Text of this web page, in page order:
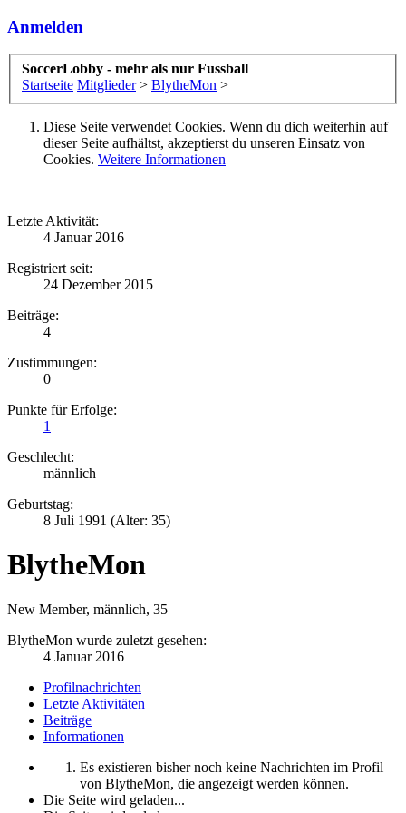
Anmelden
SoccerLobby - mehr als nur Fussball
Startseite Mitglieder > BlytheMon >
Diese Seite verwendet Cookies. Wenn du dich weiterhin auf
dieser Seite aufhältst, akzeptierst du unseren Einsatz von
Cookies. Weitere Informationen
Letzte Aktivität:
4 Januar 2016
Registriert seit:
24 Dezember 2015
Beiträge:
4
Zustimmungen:
0
Punkte für Erfolge:
1
Geschlecht:
männlich
Geburtstag:
8 Juli 1991 (Alter: 35)
BlytheMon
New Member, männlich, 35
BlytheMon wurde zuletzt gesehen:
4 Januar 2016
Profilnachrichten
Letzte Aktivitäten
Beiträge
Informationen
Es existieren bisher noch keine Nachrichten im Profil
von BlytheMon, die angezeigt werden können.
Die Seite wird geladen...